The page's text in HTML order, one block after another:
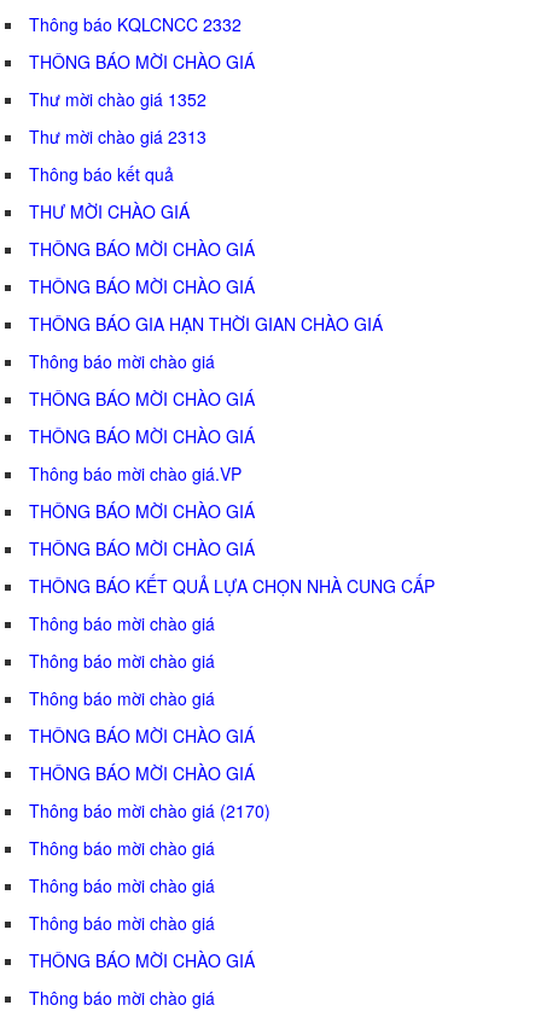
Thông báo KQLCNCC 2332
THÔNG BÁO MỜI CHÀO GIÁ
Thư mời chào giá 1352
Thư mời chào giá 2313
Thông báo kết quả
THƯ MỜI CHÀO GIÁ
THÔNG BÁO MỜI CHÀO GIÁ
THÔNG BÁO MỜI CHÀO GIÁ
THÔNG BÁO GIA HẠN THỜI GIAN CHÀO GIÁ
Thông báo mời chào giá
THÔNG BÁO MỜI CHÀO GIÁ
THÔNG BÁO MỜI CHÀO GIÁ
Thông báo mời chào giá.VP
THÔNG BÁO MỜI CHÀO GIÁ
THÔNG BÁO MỜI CHÀO GIÁ
THÔNG BÁO KẾT QUẢ LỰA CHỌN NHÀ CUNG CẤP
Thông báo mời chào giá
Thông báo mời chào giá
Thông báo mời chào giá
THÔNG BÁO MỜI CHÀO GIÁ
THÔNG BÁO MỜI CHÀO GIÁ
Thông báo mời chào giá (2170)
Thông báo mời chào giá
Thông báo mời chào giá
Thông báo mời chào giá
THÔNG BÁO MỜI CHÀO GIÁ
Thông báo mời chào giá